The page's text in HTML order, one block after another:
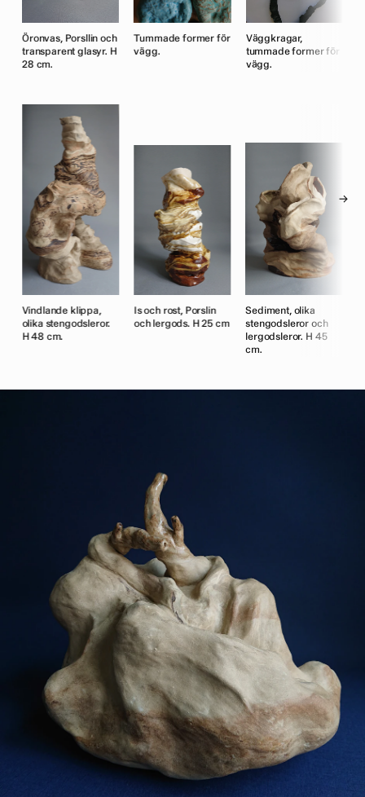
Öronvas, Porsllin och
transparent glasyr. H
28 cm.
Tummade former för
vägg.
Väggkragar,
tummade former för
vägg.
Vindlande klippa,
olika stengodsleror.
H 48 cm.
Is och rost, Porslin
och lergods. H 25 cm
Sediment, olika
stengodsleror och
lergodsleror. H 45
cm.
→